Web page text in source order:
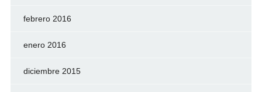
febrero 2016
enero 2016
diciembre 2015